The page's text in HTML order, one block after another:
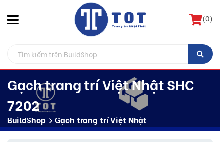
(0)
Gạch trang trí Việt Nhật SHC
7202
BuildShop Gạch trang trí Việt Nhật